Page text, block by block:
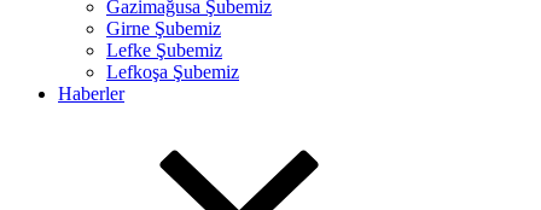
Gazimağusa Şubemiz
Girne Şubemiz
Lefke Şubemiz
Lefkoşa Şubemiz
Haberler